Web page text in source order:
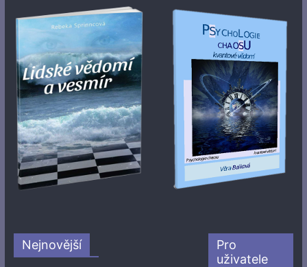
Nejnovější
Pro
uživatele